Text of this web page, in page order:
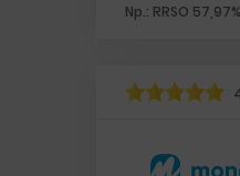
Np.: RRSO